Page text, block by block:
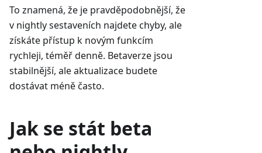
To znamená, že je pravděpodobnější, že
v nightly sestaveních najdete chyby, ale
získáte přístup k novým funkcím
rychleji, téměř denně. Betaverze jsou
stabilnější, ale aktualizace budete
dostávat méně často.
Jak se stát beta